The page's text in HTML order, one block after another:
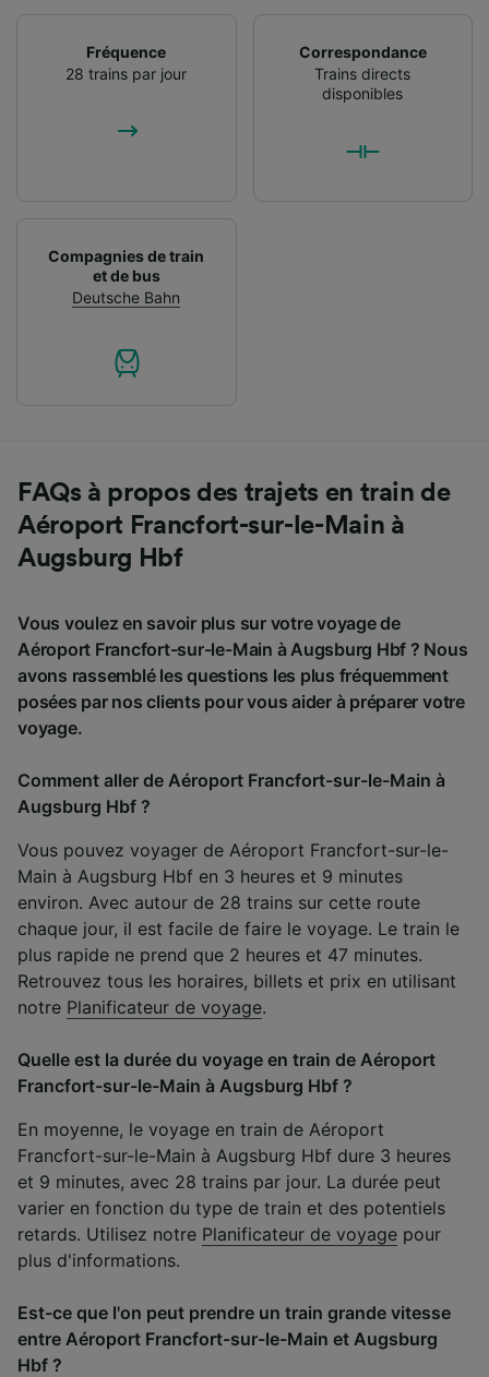
Fréquence
28 trains par jour
Correspondance
Trains directs
disponibles
Compagnies de train
et de bus
Deutsche Bahn
FAQs à propos des trajets en train de
Aéroport Francfort-sur-le-Main à
Augsburg Hbf
Vous voulez en savoir plus sur votre voyage de
Aéroport Francfort-sur-le-Main à Augsburg Hbf ? Nous
avons rassemblé les questions les plus fréquemment
posées par nos clients pour vous aider à préparer votre
voyage.
Comment aller de Aéroport Francfort-sur-le-Main à
Augsburg Hbf ?
Vous pouvez voyager de Aéroport Francfort-sur-le-
Main à Augsburg Hbf en 3 heures et 9 minutes
environ. Avec autour de 28 trains sur cette route
chaque jour, il est facile de faire le voyage. Le train le
plus rapide ne prend que 2 heures et 47 minutes.
Retrouvez tous les horaires, billets et prix en utilisant
notre Planificateur de voyage.
Quelle est la durée du voyage en train de Aéroport
Francfort-sur-le-Main à Augsburg Hbf ?
En moyenne, le voyage en train de Aéroport
Francfort-sur-le-Main à Augsburg Hbf dure 3 heures
et 9 minutes, avec 28 trains par jour. La durée peut
varier en fonction du type de train et des potentiels
retards. Utilisez notre Planificateur de voyage pour
plus d'informations.
Est-ce que l'on peut prendre un train grande vitesse
entre Aéroport Francfort-sur-le-Main et Augsburg
Hbf ?